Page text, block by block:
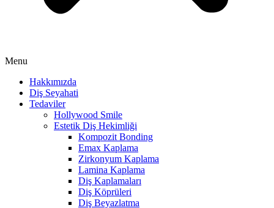
Menu
Hakkımızda
Diş Seyahati
Tedaviler
Hollywood Smile
Estetik Diş Hekimliği
Kompozit Bonding
Emax Kaplama
Zirkonyum Kaplama
Lamina Kaplama
Diş Kaplamaları
Diş Köprüleri
Diş Beyazlatma